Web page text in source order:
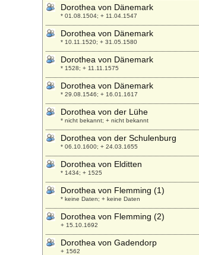
Dorothea von Dänemark
* 01.08.1504; + 11.04.1547
Dorothea von Dänemark
* 10.11.1520; + 31.05.1580
Dorothea von Dänemark
* 1528; + 11.11.1575
Dorothea von Dänemark
* 29.08.1546; + 16.01.1617
Dorothea von der Lühe
* nicht bekannt; + nicht bekannt
Dorothea von der Schulenburg
* 06.10.1600; + 24.03.1655
Dorothea von Elditten
* 1434; + 1525
Dorothea von Flemming (1)
* keine Daten; + keine Daten
Dorothea von Flemming (2)
+ 15.10.1692
Dorothea von Gadendorp
+ 1562